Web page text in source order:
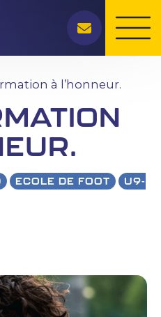
à l’honneur.
ECOLE DE FOOT
U9-